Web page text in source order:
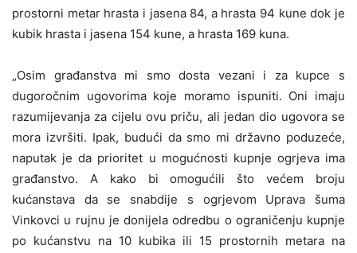
prostorni metar hrasta i jasena 84, a hrasta 94 kune dok je
kubik hrasta i jasena 154 kune, a hrasta 169 kuna.
„Osim građanstva mi smo dosta vezani i za kupce s
dugoročnim ugovorima koje moramo ispuniti. Oni imaju
razumijevanja za cijelu ovu priču, ali jedan dio ugovora se
mora izvršiti. Ipak, budući da smo mi državno poduzeće,
naputak je da prioritet u mogućnosti kupnje ogrjeva ima
građanstvo. A kako bi omogućili što većem broju
kućanstava da se snabdije s ogrjevom Uprava šuma
Vinkovci u rujnu je donijela odredbu o ograničenju kupnje
po kućanstvu na 10 kubika ili 15 prostornih metara na